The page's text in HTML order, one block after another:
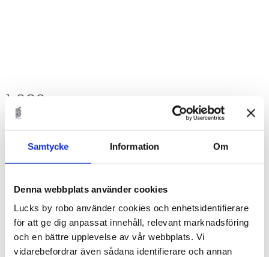
Samtycke Information Om
Denna webbplats använder cookies
Lucks by robo använder cookies och enhetsidentifierare
för att ge dig anpassat innehåll, relevant marknadsföring
och en bättre upplevelse av vår webbplats. Vi
vidarebefordrar även sådana identifierare och annan
1 030
Antal
st
Lagerstatus
Beställningsvara.Leveranstid 6-
9 veckor
Artikelnr
AFKANT40x40LF